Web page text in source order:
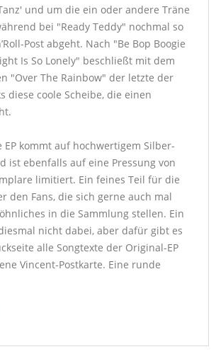
und um die ein oder andere Träne
bei "Ready Teddy" nochmal so
Post abgeht. Nach "Be Bop Boogie
Is So Lonely" beschließt mit dem
"Over The Rainbow" der letzte der
diese coole Scheibe, die einen
EP kommt auf hochwertigem Silber-
ist ebenfalls auf eine Pressung von
limitiert. Ein feines Teil für die
den Fans, die sich gerne auch mal
in die Sammlung stellen. Ein
nicht dabei, aber dafür gibt es
alle Songtexte der Original-EP
Vincent-Postkarte. Eine runde